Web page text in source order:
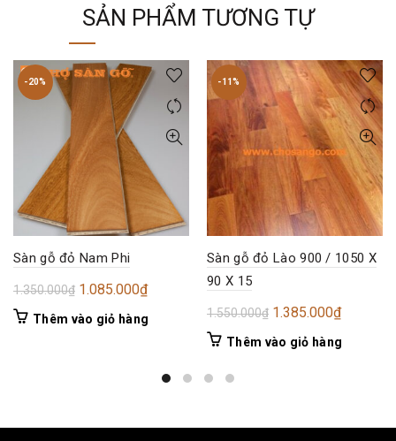
SẢN PHẨM TƯƠNG TỰ
-20%
Sàn gỗ đỏ Nam Phi
1.350.000₫ Giá
gốc
1.085.000₫Giá
1.085.000₫.
Thêm vào giỏ hàng
-11%
Sàn gỗ đỏ Lào 900 / 1050 X
90 X 15
1.550.000₫ Giá
gốc
1.385.000₫Giá
Thêm vào giỏ hàng